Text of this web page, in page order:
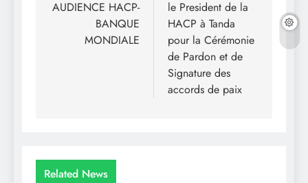
de
l’article
AUDIENCE HACP-
BANQUE
MONDIALE
le President de la
HACP à Tanda
pour la Cérémonie
de Pardon et de
Signature des
accords de paix
Related News